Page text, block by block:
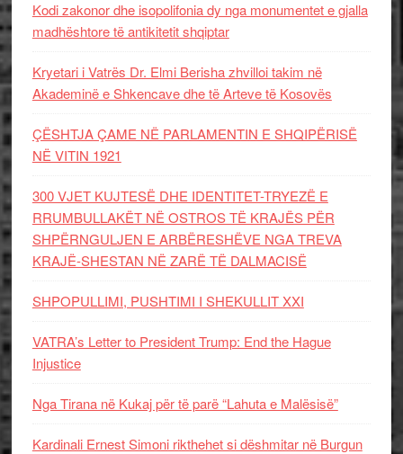
Kodi zakonor dhe isopolifonia dy nga monumentet e gjalla
madhështore të antikitetit shqiptar
Kryetari i Vatrës Dr. Elmi Berisha zhvilloi takim në
Akademinë e Shkencave dhe të Arteve të Kosovës
ÇËSHTJA ÇAME NË PARLAMENTIN E SHQIPËRISË
NË VITIN 1921
300 VJET KUJTESË DHE IDENTITET-TRYEZË E
RRUMBULLAKËT NË OSTROS TË KRAJËS PËR
SHPËRNGULJEN E ARBËRESHËVE NGA TREVA
KRAJË-SHESTAN NË ZARË TË DALMACISË
SHPOPULLIMI, PUSHTIMI I SHEKULLIT XXI
VATRA’s Letter to President Trump: End the Hague
Injustice
Nga Tirana në Kukaj për të parë “Lahuta e Malësisë”
Kardinali Ernest Simoni rikthehet si dëshmitar në Burgun